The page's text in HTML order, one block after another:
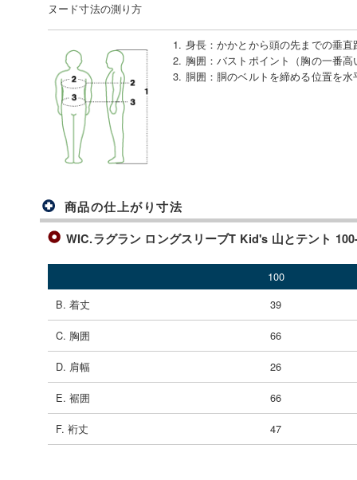
ヌード寸法の測り方
1. 身長 ：かかとから頭の先までの垂直
2. 胸囲 ：バストポイント（胸の一番
3. 胴囲 ： 胴のベルトを締める位置を
商品の仕上がり寸法
WIC.ラグラン ロングスリーブT Kid's 山とテント
100
B. 着丈
39
C. 胸囲 66
D. 肩幅 26
E. 裾囲 66
F. 裄丈 47